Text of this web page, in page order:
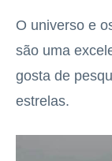
O universo e
são uma
gosta de
estrelas.